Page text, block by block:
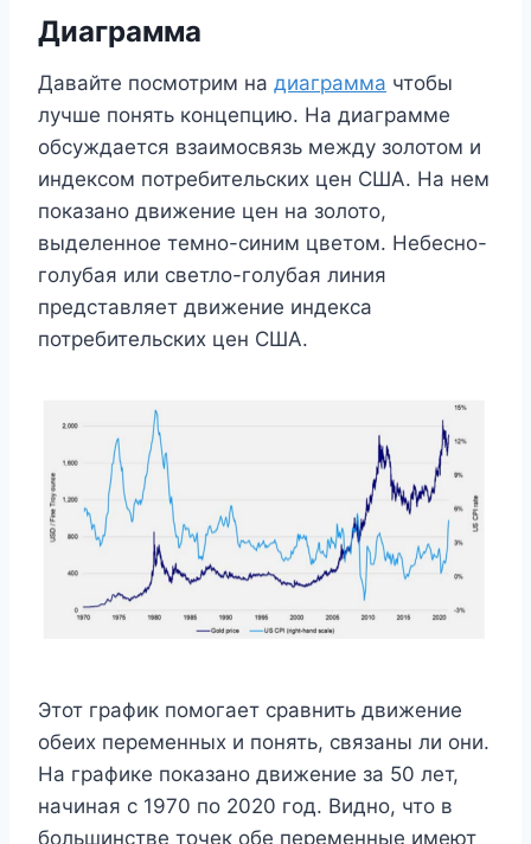
Диаграмма
Давайте посмотрим на диаграмма чтобы
лучше понять концепцию. На диаграмме
обсуждается взаимосвязь между золотом и
индексом потребительских цен США. На нем
показано движение цен на золото,
выделенное темно-синим цветом. Небесно-
голубая или светло-голубая линия
представляет движение индекса
потребительских цен США.
Этот график помогает сравнить движение
обеих переменных и понять, связаны ли они.
На графике показано движение за 50 лет,
начиная с 1970 по 2020 год. Видно, что в
большинстве точек обе переменные имеют